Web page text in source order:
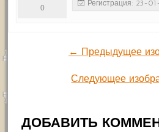
0
Регистрация: 23-
← Предыдущее
Следующее
ДОБАВИТЬ